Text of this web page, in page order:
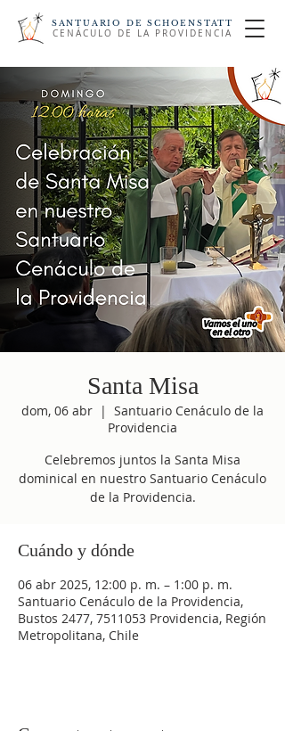
SANTUARIO DE SCHOENSTATT
CENÁCULO DE LA PROVIDENCIA
Santa Misa
dom, 06 abr
  |
Santuario Cenáculo de la
Providencia
Celebremos juntos la Santa Misa
dominical en nuestro Santuario Cenáculo
de la Providencia.
Cuándo y dónde
06 abr 2025, 12:00 p. m. – 1:00 p. m.
Santuario Cenáculo de la Providencia,
Bustos 2477, 7511053 Providencia, Región
Metropolitana, Chile